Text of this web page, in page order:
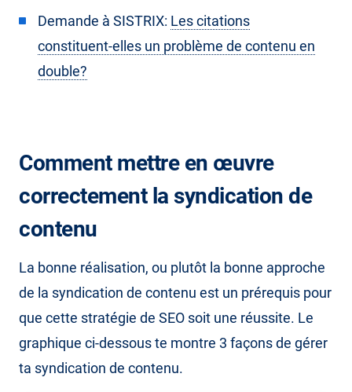
Demande à SISTRIX: Les citations
constituent-elles un problème de contenu en
double?
Comment mettre en œuvre
correctement la syndication de
contenu
La bonne réalisation, ou plutôt la bonne approche
de la syndication de contenu est un prérequis pour
que cette stratégie de SEO soit une réussite. Le
graphique ci-dessous te montre 3 façons de gérer
ta syndication de contenu.